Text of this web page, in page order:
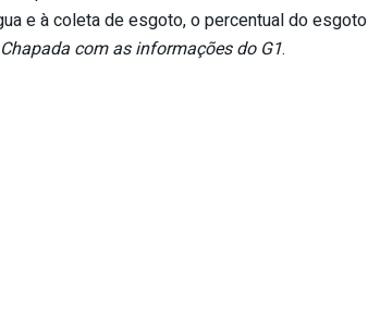
e à coleta de esgoto, o percentual do esgoto
com as informações do G1.